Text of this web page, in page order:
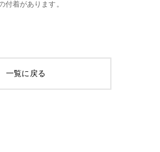
付着があります。
一覧に戻る